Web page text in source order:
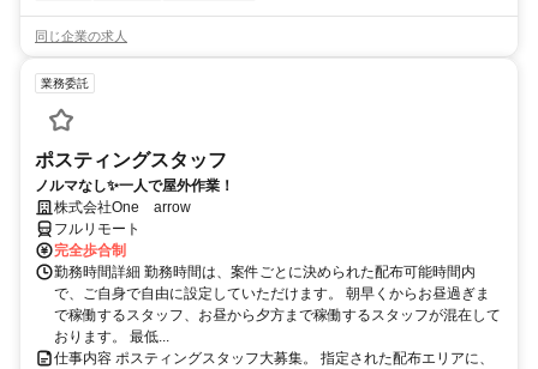
同じ企業の求人
業務委託
ポスティングスタッフ
ノルマなし✨一人で屋外作業！
株式会社One arrow
フルリモート
完全歩合制
勤務時間詳細 勤務時間は、案件ごとに決められた配布可能時間内
で、ご自身で自由に設定していただけます。 朝早くからお昼過ぎま
で稼働するスタッフ、お昼から夕方まで稼働するスタッフが混在して
おります。 最低...
仕事内容 ポスティングスタッフ大募集。 指定された配布エリアに、